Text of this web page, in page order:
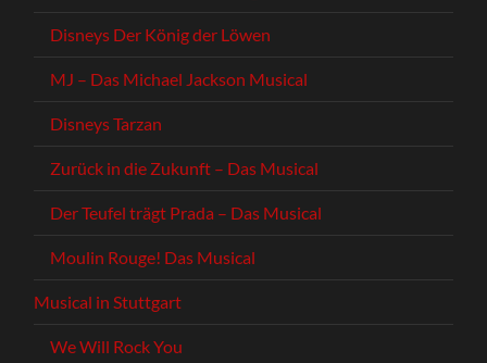
Disneys Der König der Löwen
MJ – Das Michael Jackson Musical
Disneys Tarzan
Zurück in die Zukunft – Das Musical
Der Teufel trägt Prada – Das Musical
Moulin Rouge! Das Musical
Musical in Stuttgart
We Will Rock You